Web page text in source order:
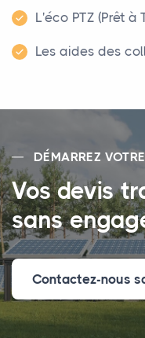
L'éco PTZ (Prêt à
Les aides des
DÉMARREZ
Vos devis
sans
Contactez-nous